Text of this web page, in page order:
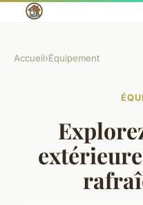
Accueil›Équipement